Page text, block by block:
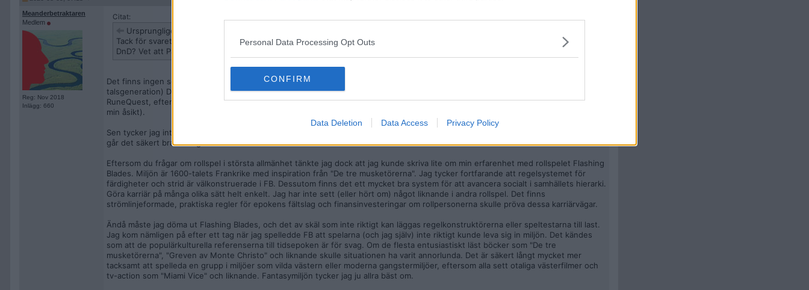
Personal Data Processing Opt Outs
CONFIRM
Data Deletion Data Access Privacy Policy
Meanderbetraktaren
Medlem
Reg: Nov 2018
Inlägg: 660
Citat:
Ursprungligen postat av
Tack för svaret. Låter som ett förenklat rollspel helt enkelt. Vet du hur andra rollspel håller sig konkurensmässigt gentemot
DnD? Vet att Pathfinder ligger på en klar andraplats, men vilka andra är populära?
Det finns ingen som spelar "Basic Roleplaying" längre, och jag har aldrig sett det själv. Däremot spelade jag (som många från min 70-
talsgeneration) Drakar och Demoner under 1980-talet. För några år sedan fick jag upp ögonen på den senaste versionen av
RuneQuest, eftersom det liknar Drakar och Demoner samt för att jag inte tilltalas av regelsystem med levels (men det är bara just
min åsikt).
Sen tycker jag inte att du behöver fråga dig vilka rollspel som är mer eller mindre populära. Eftersom du är entusiastisk för DnD, så
går det säkert bra för dig att introducera det till andra.
Eftersom du frågar om rollspel i största allmänhet tänkte jag dock att jag kunde skriva lite om min erfarenhet med rollspelet Flashing
Blades. Miljön är 1600-talets Frankrike med inspiration från "De tre musketörerna". Jag tycker fortfarande att regelsystemet för
färdigheter och strid är välkonstruerade i FB. Dessutom finns det ett mycket bra system för att avancera socialt i samhällets hierarki.
Göra karriär på många olika sätt helt enkelt. Jag har inte sett (eller hört om) något liknande i andra rollspel. Det finns
strömlinjeformade, praktiska regler för epokens fältslag och finansinvesteringar om rollpersonerna skulle pröva dessa karriärvägar.
Ändå måste jag döma ut Flashing Blades, och det av skäl som inte riktigt kan läggas regelkonstruktörerna eller speltestarna till last.
Jag kom nämligen på efter ett tag när jag spelledde FB att spelarna (och jag själv) inte riktigt kunde leva sig in miljön. Det kändes
som att de populärkulturella referenserna till tidsepoken är för svag. Om de flesta entusiastiskt läst böcker som "De tre
musketörerna", "Greven av Monte Christo" och liknande skulle situationen ha varit annorlunda. Det är säkert långt mycket mer
tacksamt att spelleda en grupp i miljöer som vilda västern eller moderna gangstermiljöer, eftersom alla sett otaliga västerfilmer och
tv-action som "Miami Vice" och liknande. Fantasymiljön tycker jag ju allra bäst om.